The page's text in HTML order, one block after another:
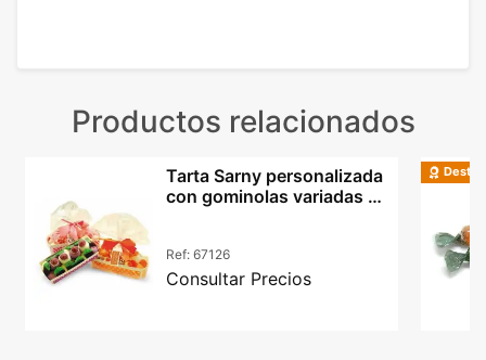
Productos relacionados
Tarta Sarny personalizada
con gominolas variadas y
Ref: 67126
Consultar Precios